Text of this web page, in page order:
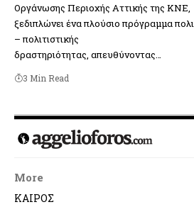
Οργάνωσης Περιοχής Αττικής της ΚΝΕ,
ξεδιπλώνει ένα πλούσιο πρόγραμμα
– πολιτιστικής
δραστηριότητας, απευθύνοντας…
3 Min Read
More
ΚΑΙΡΟΣ